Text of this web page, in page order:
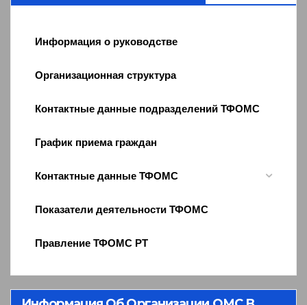
Информация о руководстве
Организационная структура
Контактные данные подразделений ТФОМС
График приема граждан
Контактные данные ТФОМС
Показатели деятельности ТФОМС
Правление ТФОМС РТ